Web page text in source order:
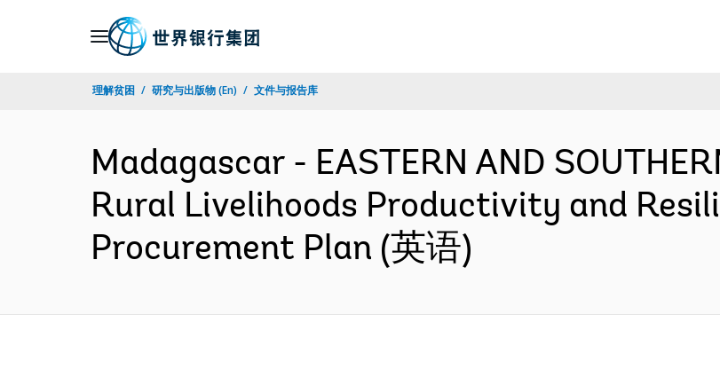
理解贫困 研究与出版物 (En) 文件与报告库
Madagascar - EASTERN AND
Rural Livelihoods Productivity and
Procurement Plan (英语)